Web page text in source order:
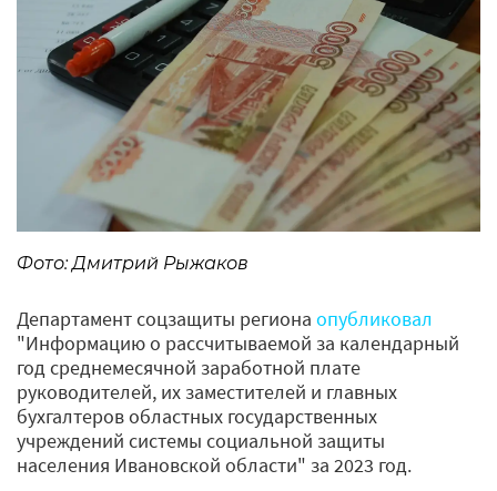
Фото: Дмитрий Рыжаков
Департамент соцзащиты региона опубликовал
"Информацию о рассчитываемой за календарный
год среднемесячной заработной плате
руководителей, их заместителей и главных
бухгалтеров областных государственных
учреждений системы социальной защиты
населения Ивановской области" за 2023 год.